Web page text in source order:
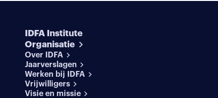
IDFA Institute
Organisatie
Over IDFA
Jaarverslagen
Werken bij IDFA
Vrijwilligers
Visie en missie